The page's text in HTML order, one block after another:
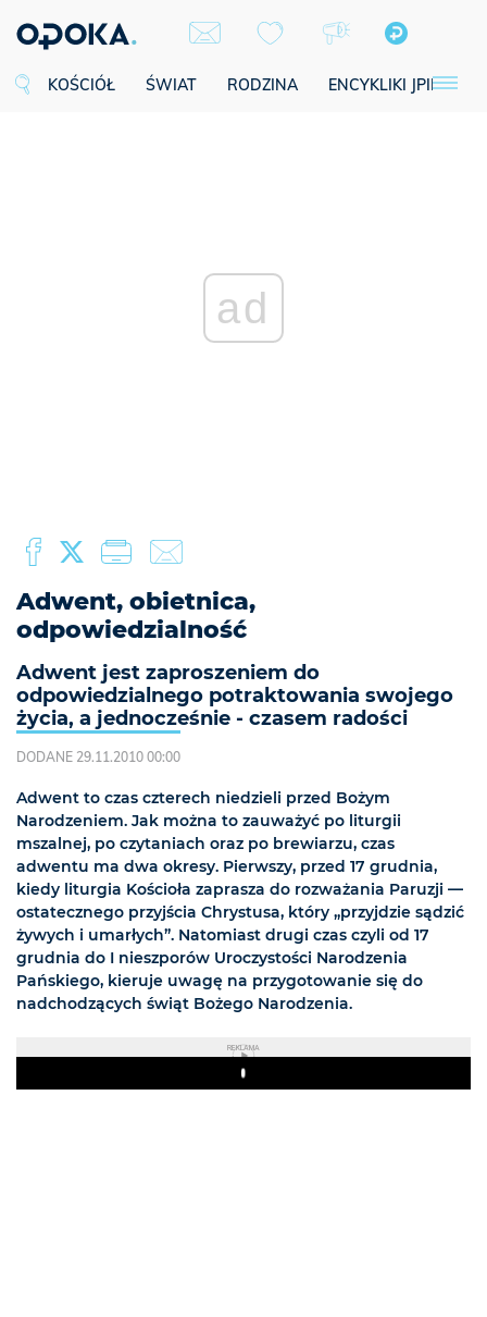
KOŚCIÓŁ ŚWIAT RODZINA ENCYKLIKI JPII
ad
Adwent, obietnica,
odpowiedzialność
Adwent jest zaproszeniem do
odpowiedzialnego potraktowania swojego
życia, a jednocześnie - czasem radości
DODANE 29.11.2010 00:00
Adwent to czas czterech niedzieli przed Bożym
Narodzeniem. Jak można to zauważyć po liturgii
mszalnej, po czytaniach oraz po brewiarzu, czas
adwentu ma dwa okresy. Pierwszy, przed 17 grudnia,
kiedy liturgia Kościoła zaprasza do rozważania Paruzji —
ostatecznego przyjścia Chrystusa, który „przyjdzie sądzić
żywych i umarłych”. Natomiast drugi czas czyli od 17
grudnia do I nieszporów Uroczystości Narodzenia
Pańskiego, kieruje uwagę na przygotowanie się do
nadchodzących świąt Bożego Narodzenia.
REKLAMA
Play